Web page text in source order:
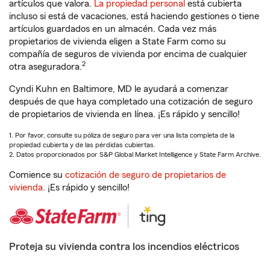
artículos que valora. La propiedad personal está cubierta
incluso si está de vacaciones, está haciendo gestiones o tiene
artículos guardados en un almacén. Cada vez más
propietarios de vivienda eligen a State Farm como su
compañía de seguros de vivienda por encima de cualquier
otra aseguradora.2
Cyndi Kuhn en Baltimore, MD le ayudará a comenzar
después de que haya completado una cotización de seguro
de propietarios de vivienda en línea. ¡Es rápido y sencillo!
1. Por favor, consulte su póliza de seguro para ver una lista completa de la
propiedad cubierta y de las pérdidas cubiertas.
2. Datos proporcionados por S&P Global Market Intelligence y State Farm Archive.
Comience su cotización de seguro de propietarios de
vivienda. ¡Es rápido y sencillo!
Proteja su vivienda contra los incendios eléctricos